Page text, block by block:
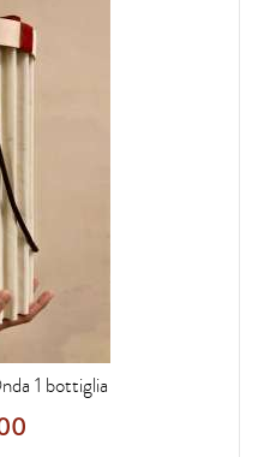
1 bottiglia